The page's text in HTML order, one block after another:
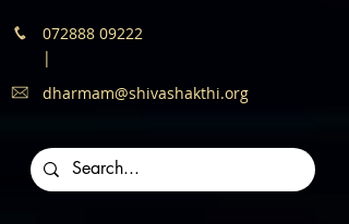
072888 09222
|
dharmam@shivashakthi.org